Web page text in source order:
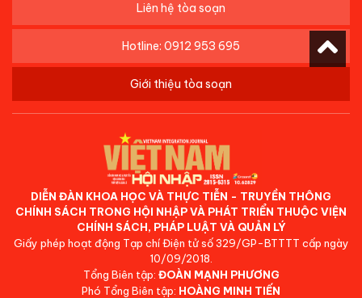
Liên hệ tòa soạn
Hotline: 0912 953 695
Giới thiệu tòa soạn
DIỄN ĐÀN KHOA HỌC VÀ THỰC TIỄN - TRUYỀN THÔNG
CHÍNH SÁCH TRONG HỘI NHẬP VÀ PHÁT TRIỂN THUỘC VIỆN
CHÍNH SÁCH, PHÁP LUẬT VÀ QUẢN LÝ
Giấy phép hoạt động Tạp chí Điện tử số 329/GP-BTTTT cấp ngày
10/09/2018.
Tổng Biên tập: ĐOÀN MẠNH PHƯƠNG
Phó Tổng Biên tập: HOÀNG MINH TIẾN